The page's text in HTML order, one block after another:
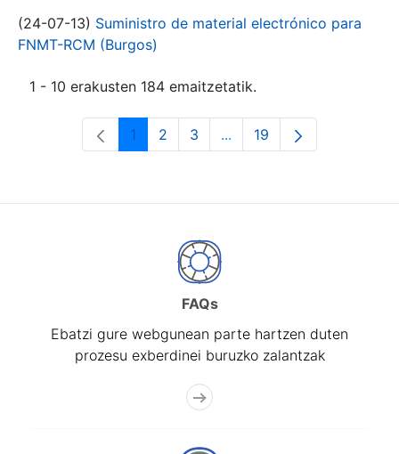
(24-07-13) Suministro de material electrónico para
FNMT-RCM (Burgos)
1 - 10 erakusten 184 emaitzetatik.
Orrialdea
1 Orrialdea
2 Orrialdea
3 ...Intermediate Pages Use
Orrialdea
19
FAQs
Ebatzi gure webgunean parte hartzen duten
prozesu exberdinei buruzko zalantzak